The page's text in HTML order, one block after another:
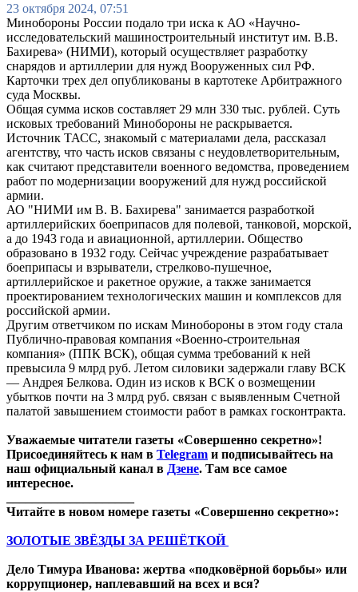
23 октября 2024, 07:51
Минобороны России подало три иска к АО «Научно-
исследовательский машиностроительный институт им. В.В.
Бахирева» (НИМИ), который осуществляет разработку
снарядов и артиллерии для нужд Вооруженных сил РФ.
Карточки трех дел опубликованы в картотеке Арбитражного
суда Москвы.
Общая сумма исков составляет 29 млн 330 тыс. рублей. Суть
исковых требований Минобороны не раскрывается.
Источник ТАСС, знакомый с материалами дела, рассказал
агентству, что часть исков связаны с неудовлетворительным,
как считают представители военного ведомства, проведением
работ по модернизации вооружений для нужд российской
армии.
АО "НИМИ им В. В. Бахирева" занимается разработкой
артиллерийских боеприпасов для полевой, танковой, морской,
а до 1943 года и авиационной, артиллерии. Общество
образовано в 1932 году. Сейчас учреждение разрабатывает
боеприпасы и взрыватели, стрелково-пушечное,
артиллерийское и ракетное оружие, а также занимается
проектированием технологических машин и комплексов для
российской армии.
Другим ответчиком по искам Минобороны в этом году стала
Публично-правовая компания «Военно-строительная
компания» (ППК ВСК), общая сумма требований к ней
превысила 9 млрд руб. Летом силовики задержали главу ВСК
— Андрея Белкова. Один из исков к ВСК о возмещении
убытков почти на 3 млрд руб. связан с выявленным Счетной
палатой завышением стоимости работ в рамках госконтракта.
Уважаемые читатели газеты «Совершенно секретно»!
Присоединяйтесь к нам в Telegram и подписывайтесь на
наш официальный канал в Дзене. Там все самое
интересное.
Читайте в новом номере газеты «Совершенно секретно»:
ЗОЛОТЫЕ ЗВЁЗДЫ ЗА РЕШЁТКОЙ
Дело Тимура Иванова: жертва «подковёрной борьбы» или
коррупционер, наплевавший на всех и вся?